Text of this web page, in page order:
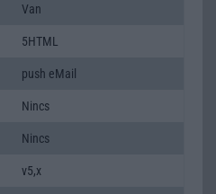
Van
5HTML
push eMail
Nincs
Nincs
v5,x